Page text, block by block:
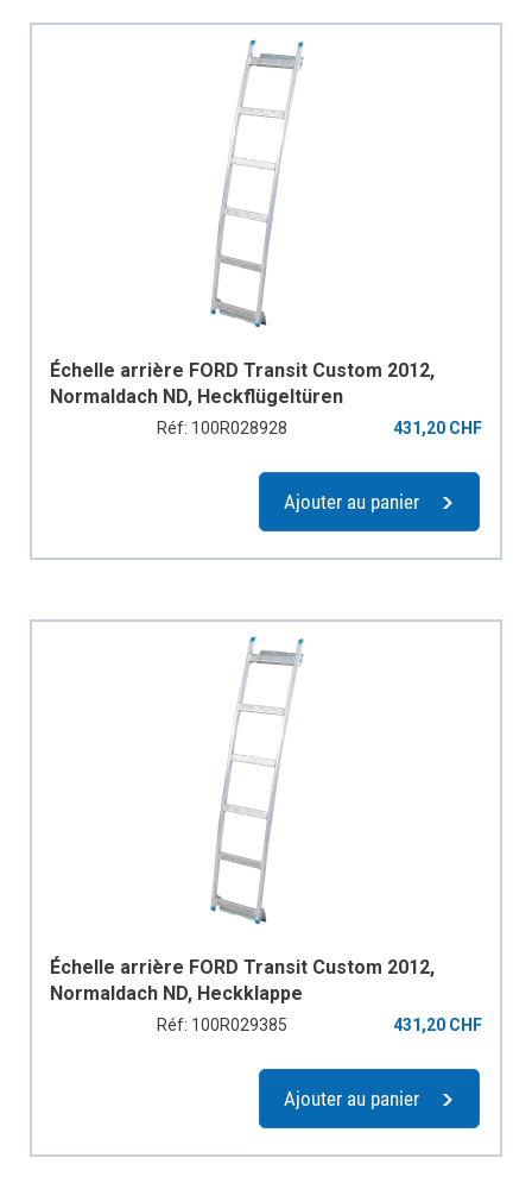
Échelle arrière FORD Transit Custom 2012,
Normaldach ND, Heckflügeltüren
Réf: 100R028928 431,20 CHF
Ajouter au panier
Échelle arrière FORD Transit Custom 2012,
Normaldach ND, Heckklappe
Réf: 100R029385 431,20 CHF
Ajouter au panier